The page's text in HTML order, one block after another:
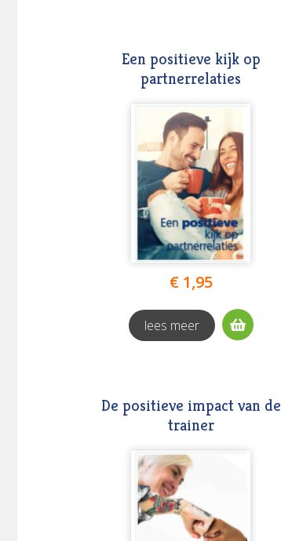
Een positieve kijk op
partnerrelaties
€ 1,95
lees meer
De positieve impact van de
trainer